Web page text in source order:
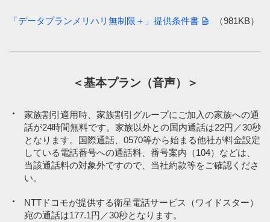
「データプランメリハリ無制限＋」提供条件書 （981KB）
＜基本プラン（音声）＞
家族割引適用時、家族割引グループにご加入の家族への通
話が24時間無料です。家族以外との国内通話は22円／30秒
となります。国際通話、0570等から始まる他社が料金設定
している電話番号への通話料、番号案内（104）などは、
当該通話料の対象外ですので、当社約款等をご確認くださ
い。
NTTドコモが提供する衛星電話サービス（ワイドスター）
宛の通話は177.1円／30秒となります。